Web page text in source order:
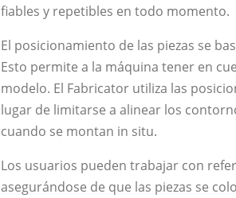
fiables y repetibles en todo momento.
El posicionamiento de las piezas se
Esto permite a la máquina tener en
modelo. El Fabricator utiliza las
lugar de limitarse a alinear los
cuando se montan in situ.
Los usuarios pueden trabajar con
asegurándose de que las piezas se